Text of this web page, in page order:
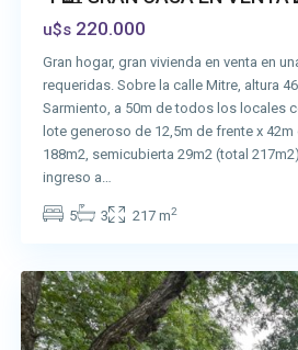
u$s220.000
Gran hogar, gran vivienda en venta en
requeridas. Sobre la calle Mitre, altura
Sarmiento, a 50m de todos los locales
lote generoso de 12,5m de frente x
188m2, semicubierta 29m2 (total
ingreso a…
5 3 217 m2
San